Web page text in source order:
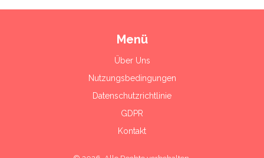
Menü
Über Uns
Nutzungsbedingungen
Datenschutzrichtlinie
GDPR
Kontakt